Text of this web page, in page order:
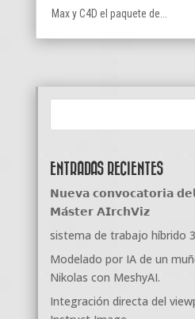
Max y C4D el paquete de...
ENTRADAS RECIENTES
𝗡𝘂𝗲𝘃𝗮 𝗰𝗼𝗻𝘃𝗼𝗰𝗮𝘁𝗼𝗿𝗶𝗮
𝗠𝗮́𝘀𝘁𝗲𝗿 𝗔𝗜𝗿𝗰𝗵𝗩𝗶𝘇
sistema de trabajo híbrido
Modelado por IA de un
Nikolas con MeshyAI.
Integración directa del